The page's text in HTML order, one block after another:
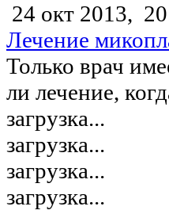
24 окт 2013,
Лечение
Только врач
ли лечение,
загрузка...
загрузка...
загрузка...
загрузка...